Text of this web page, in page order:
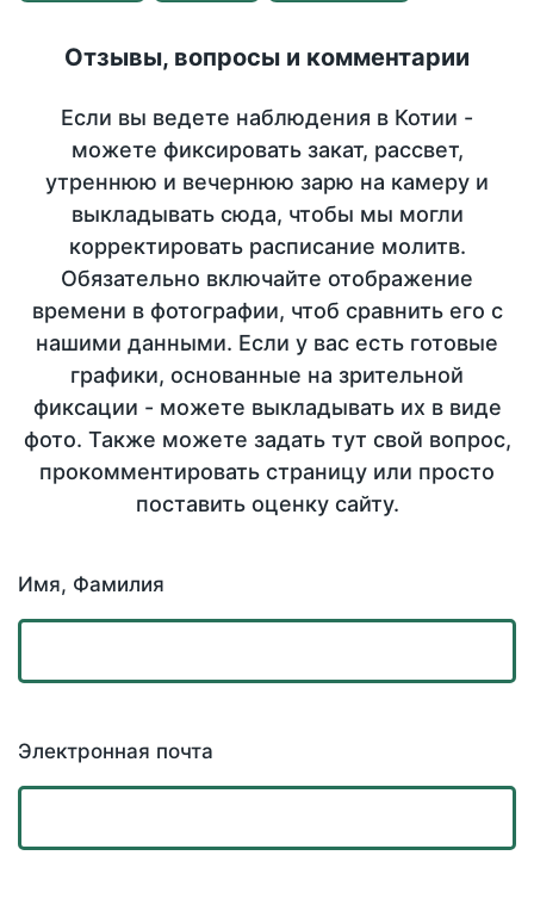
Отзывы, вопросы и комментарии
Если вы ведете наблюдения в Котии -
можете фиксировать закат, рассвет,
утреннюю и вечернюю зарю на камеру и
выкладывать сюда, чтобы мы могли
корректировать расписание молитв.
Обязательно включайте отображение
времени в фотографии, чтоб сравнить его с
нашими данными. Если у вас есть готовые
графики, основанные на зрительной
фиксации - можете выкладывать их в виде
фото. Также можете задать тут свой вопрос,
прокомментировать страницу или просто
поставить оценку сайту.
Имя, Фамилия
Электронная почта